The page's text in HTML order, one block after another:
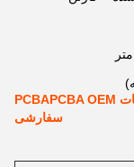
کارخانه SMTShenzhenبرترین ارائه دهنده خدمات PCBAPCBA OEM
سفارشی